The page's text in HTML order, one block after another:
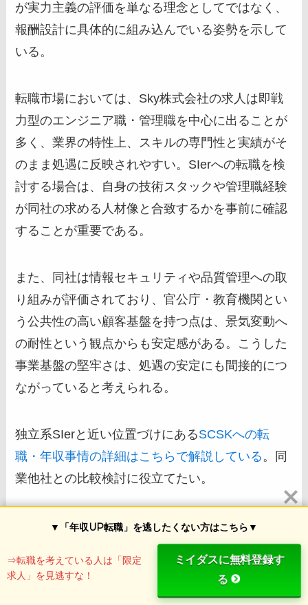
が実力主義の評価を単なる理念としてではなく、
報酬設計に具体的に組み込んでいる姿勢を示して
いる。
転職市場においては、Sky株式会社の求人は即戦
力型のエンジニア職・管理職を中心に出ることが
多く、業界の特性上、スキルの専門性と実績がそ
のまま処遇に反映されやすい。SIerへの転職を検
討する場合は、自身の技術スタックや管理職経験
が同社の求める人材像と合致するかを事前に確認
することが重要である。
また、同社は情報セキュリティや品質管理への取
り組みが評価されており、官公庁・教育機関とい
う公共性の高い顧客基盤を持つ点は、景気変動へ
の耐性という観点からも安定感がある。こうした
事業基盤の堅牢さは、処遇の安定にも間接的につ
ながっていると考えられる。
独立系SIerと近い位置づけにあるSCSKへの転
職・年収事情の詳細はこちらで解説している 。同
業他社との比較検討に役立てたい。
Sky株式会社の社員評価・口コミから読み
解く職場環境
▼「年収UP転職」を逃したくない方はこちら▼
⇒転職を考えている人は「限定
求人」を見逃すな！
ミイダスに無料登録す
る